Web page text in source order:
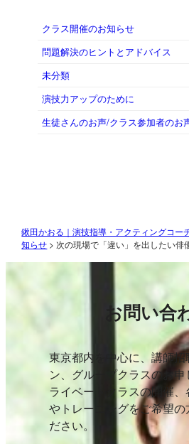
クラス開催のお知らせ
問題解決のヒントとアドバイス
未分類
演技力アップのために
生徒さんのお声/クラス参加者のお
鍬田かおる｜演技指導・アクティングコー
知らせ > 次の現場で「違い」を出したい俳
お問い合
東京都内を中心に、講師
ン、グループクラスのお
ライベートクラスの開催
やトレーニングをご希望の
ださい。